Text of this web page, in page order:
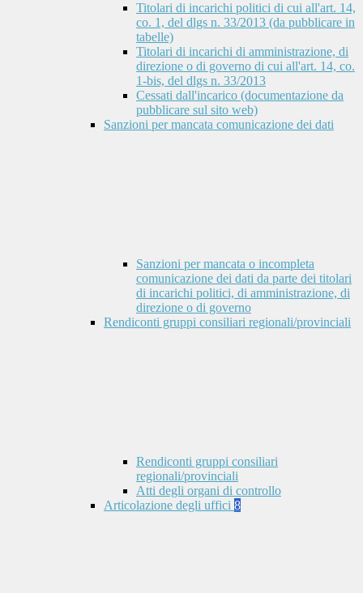
Titolari di incarichi politici di cui all'art. 14,
co. 1, del dlgs n. 33/2013 (da pubblicare in
tabelle)
Titolari di incarichi di amministrazione, di
direzione o di governo di cui all'art. 14, co.
1-bis, del dlgs n. 33/2013
Cessati dall'incarico (documentazione da
pubblicare sul sito web)
Sanzioni per mancata comunicazione dei dati
Sanzioni per mancata o incompleta
comunicazione dei dati da parte dei titolari
di incarichi politici, di amministrazione, di
direzione o di governo
Rendiconti gruppi consiliari regionali/provinciali
Rendiconti gruppi consiliari
regionali/provinciali
Atti degli organi di controllo
Articolazione degli uffici 8